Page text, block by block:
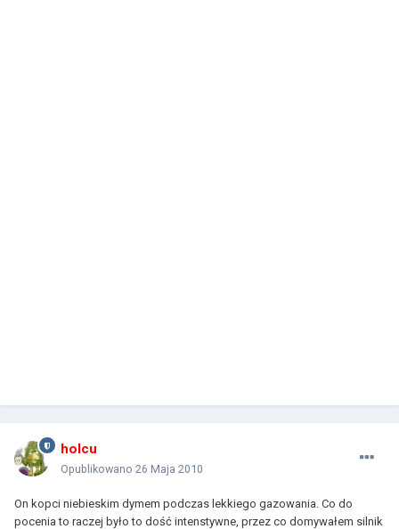
holcu
Opublikowano 26 Maja 2010
On kopci niebieskim dymem podczas lekkiego gazowania. Co do
pocenia to raczej było to dość intenstywne, przez co domywałem silnik